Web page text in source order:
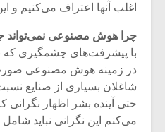
اغلب آنها اعتراف می‌کنیم و
چرا هوش مصنوعی نمی‌تواند
با پیشرفت‌های چشمگیری
در زمینه هوش مصنوعی
شاغلان بسیاری از صنایع
حتی آینده بشر اظهار نگرانی
می‌کنم این نگرانی نباید
یادداشتی بر
متن فیلم «متری
شیش و نیم»